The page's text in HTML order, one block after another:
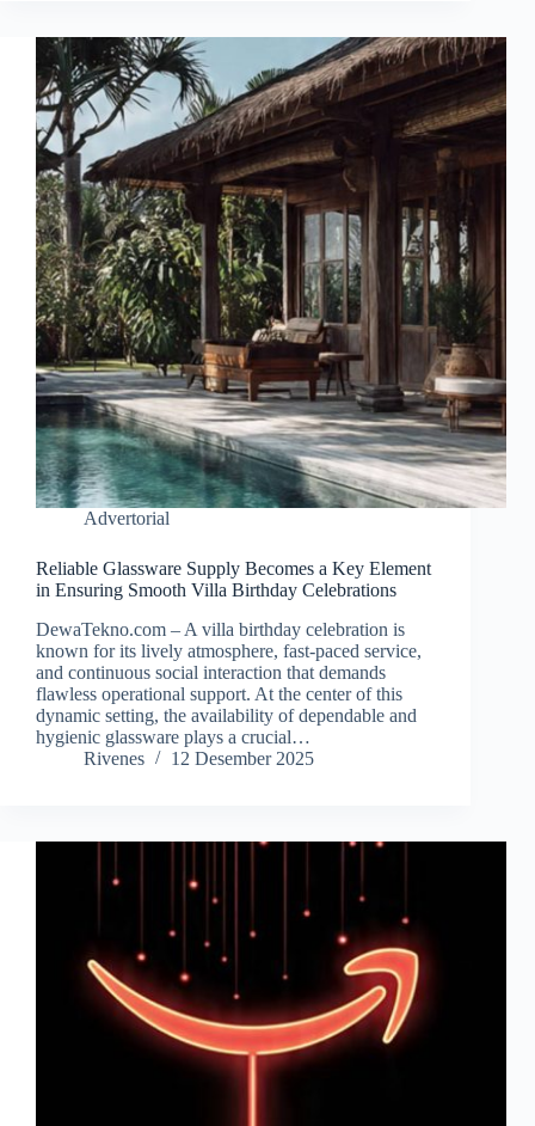
Advertorial
Reliable Glassware Supply Becomes a Key Element
in Ensuring Smooth Villa Birthday Celebrations
DewaTekno.com – A villa birthday celebration is
known for its lively atmosphere, fast-paced service,
and continuous social interaction that demands
flawless operational support. At the center of this
dynamic setting, the availability of dependable and
hygienic glassware plays a crucial…
Rivenes
12 Desember 2025